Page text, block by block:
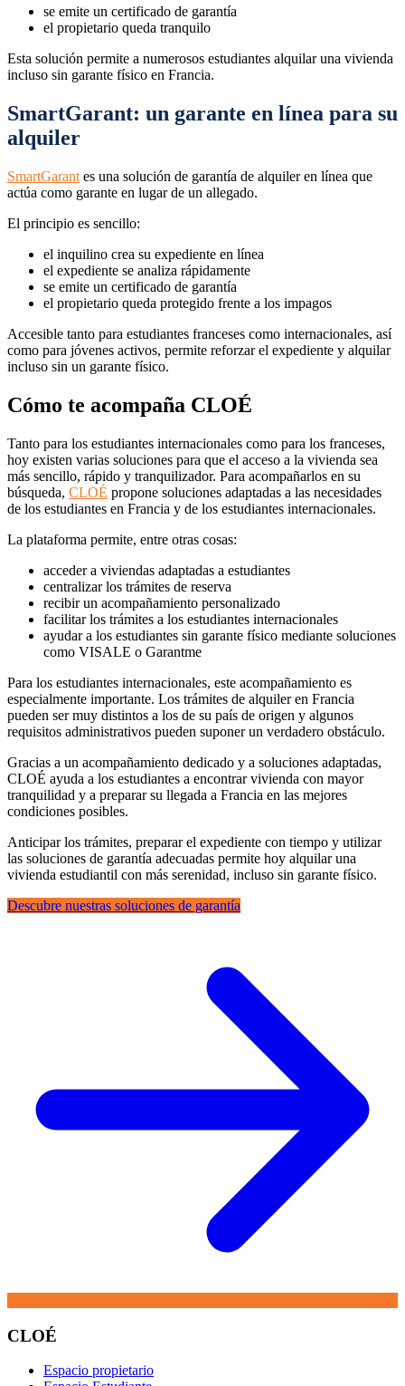
se emite un certificado de garantía
el propietario queda tranquilo
Esta solución permite a numerosos estudiantes alquilar una vivienda
incluso sin garante físico en Francia.
SmartGarant: un garante en línea para su
alquiler
SmartGarant es una solución de garantía de alquiler en línea que
actúa como garante en lugar de un allegado.
El principio es sencillo:
el inquilino crea su expediente en línea
el expediente se analiza rápidamente
se emite un certificado de garantía
el propietario queda protegido frente a los impagos
Accesible tanto para estudiantes franceses como internacionales, así
como para jóvenes activos, permite reforzar el expediente y alquilar
incluso sin un garante físico.
Cómo te acompaña CLOÉ
Tanto para los estudiantes internacionales como para los franceses,
hoy existen varias soluciones para que el acceso a la vivienda sea
más sencillo, rápido y tranquilizador. Para acompañarlos en su
búsqueda, CLOÉ propone soluciones adaptadas a las necesidades
de los estudiantes en Francia y de los estudiantes internacionales.
La plataforma permite, entre otras cosas:
acceder a viviendas adaptadas a estudiantes
centralizar los trámites de reserva
recibir un acompañamiento personalizado
facilitar los trámites a los estudiantes internacionales
ayudar a los estudiantes sin garante físico mediante soluciones
como VISALE o Garantme
Para los estudiantes internacionales, este acompañamiento es
especialmente importante. Los trámites de alquiler en Francia
pueden ser muy distintos a los de su país de origen y algunos
requisitos administrativos pueden suponer un verdadero obstáculo.
Gracias a un acompañamiento dedicado y a soluciones adaptadas,
CLOÉ ayuda a los estudiantes a encontrar vivienda con mayor
tranquilidad y a preparar su llegada a Francia en las mejores
condiciones posibles.
Anticipar los trámites, preparar el expediente con tiempo y utilizar
las soluciones de garantía adecuadas permite hoy alquilar una
vivienda estudiantil con más serenidad, incluso sin garante físico.
Descubre nuestras soluciones de garantía
CLOÉ
Espacio propietario